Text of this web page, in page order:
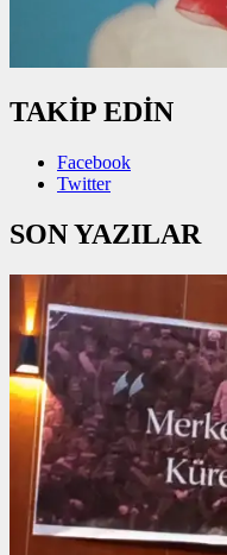
TAKİP EDİN
Facebook
Twitter
SON YAZILAR